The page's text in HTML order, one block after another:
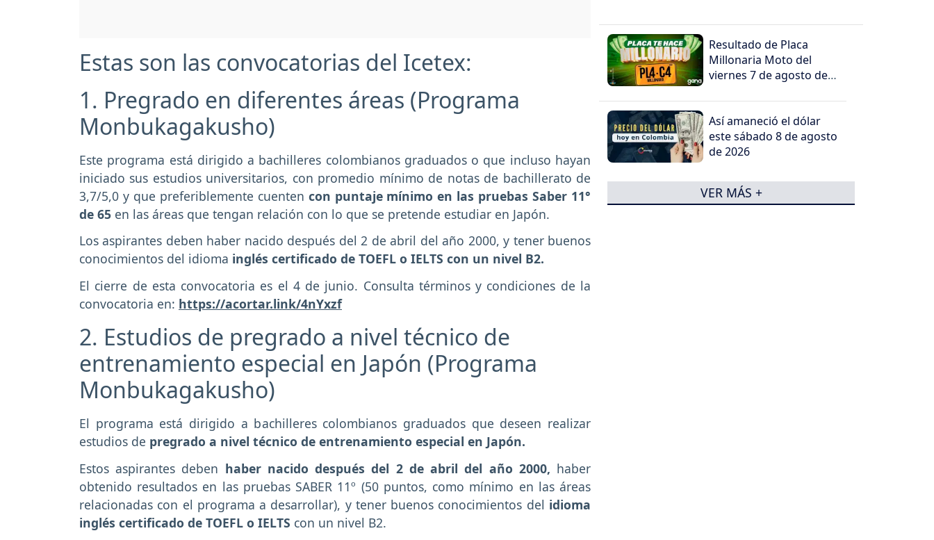
Estas son las convocatorias del Icetex:
1. Pregrado en diferentes áreas (Programa
Monbukagakusho)
Este programa está dirigido a bachilleres colombianos graduados o que incluso hayan
iniciado sus estudios universitarios, con promedio mínimo de notas de bachillerato de
3,7/5,0 y que preferiblemente cuenten con puntaje mínimo en las pruebas Saber 11°
de 65 en las áreas que tengan relación con lo que se pretende estudiar en Japón.
Los aspirantes deben haber nacido después del 2 de abril del año 2000, y tener buenos
conocimientos del idioma inglés certificado de TOEFL o IELTS con un nivel B2.
El cierre de esta convocatoria es el 4 de junio. Consulta términos y condiciones de la
convocatoria en: https://acortar.link/4nYxzf
2. Estudios de pregrado a nivel técnico de
entrenamiento especial en Japón (Programa
Monbukagakusho)
El programa está dirigido a bachilleres colombianos graduados que deseen realizar
estudios de pregrado a nivel técnico de entrenamiento especial en Japón.
Estos aspirantes deben haber nacido después del 2 de abril del año 2000, haber
obtenido resultados en las pruebas SABER 11º (50 puntos, como mínimo en las áreas
relacionadas con el programa a desarrollar), y tener buenos conocimientos del idioma
inglés certificado de TOEFL o IELTS con un nivel B2.
Resultado de Placa
Millonaria Moto del
viernes 7 de agosto de
Así amaneció el dólar
este sábado 8 de agosto
de 2026
VER MÁS +